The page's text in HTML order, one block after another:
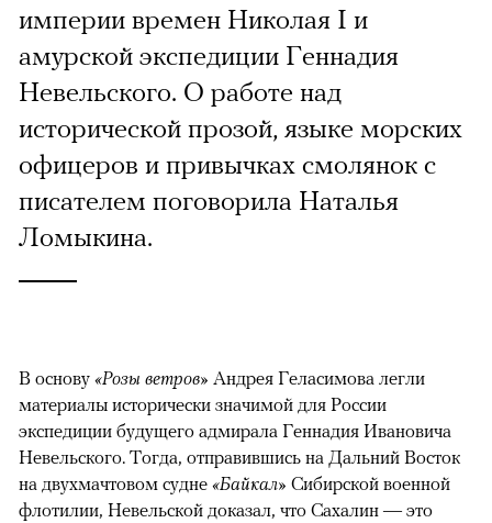
империи времен Николая I и
амурской экспедиции Геннадия
Невельского. О работе над
исторической прозой, языке морских
офицеров и привычках смолянок с
писателем поговорила Наталья
Ломыкина.
В основу «Розы ветров» Андрея Геласимова легли
материалы исторически значимой для России
экспедиции будущего адмирала Геннадия Ивановича
Невельского. Тогда, отправившись на Дальний Восток
на двухмачтовом судне «Байкал» Сибирской военной
флотилии, Невельской доказал, что Сахалин — это